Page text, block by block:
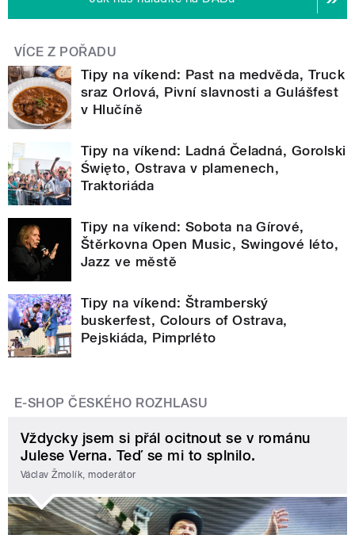
VÍCE Z POŘADU
Tipy na víkend: Past na medvěda, Truck
sraz Orlová, Pivní slavnosti a Gulášfest
v Hlučíně
Tipy na víkend: Ladná Čeladná, Gorolski
Święto, Ostrava v plamenech,
Traktoriáda
Tipy na víkend: Sobota na Gírové,
Štěrkovna Open Music, Swingové léto,
Jazz ve městě
Tipy na víkend: Štramberský
buskerfest, Colours of Ostrava,
Pejskiáda, Pimprléto
E-SHOP ČESKÉHO ROZHLASU
Vždycky jsem si přál ocitnout se v románu
Julese Verna. Teď se mi to splnilo.
Václav Žmolík, moderátor